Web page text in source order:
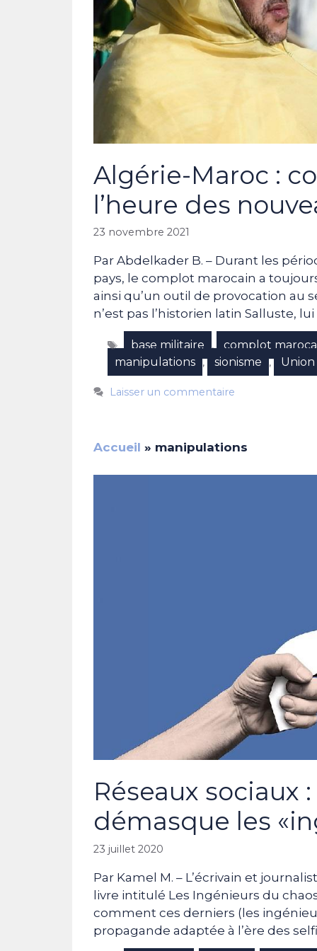
Algérie-Maroc :
l’heure des
23 novembre 2021
Par Abdelkader B. – Durant les
pays, le complot marocain a
ainsi qu’un outil de provocation au
n’est pas l’historien latin Salluste,
Étiquettes
base militaire , complot
manipulations , sionisme , Union
Laisser un commentaire
Accueil » manipulations
Réseaux sociaux
démasque les
23 juillet 2020
Par Kamel M. – L’écrivain et
livre intitulé Les Ingénieurs du
comment ces derniers (les
propagande adaptée à l’ère des